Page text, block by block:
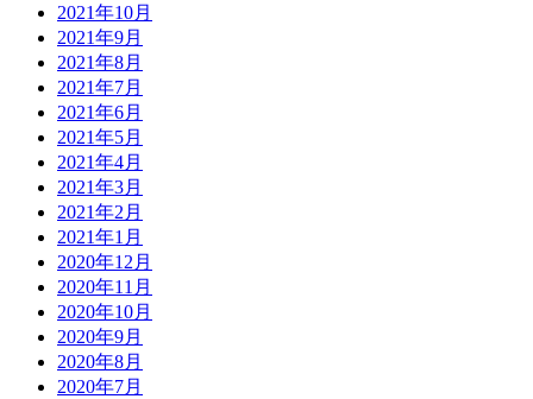
2021年10月
2021年9月
2021年8月
2021年7月
2021年6月
2021年5月
2021年4月
2021年3月
2021年2月
2021年1月
2020年12月
2020年11月
2020年10月
2020年9月
2020年8月
2020年7月